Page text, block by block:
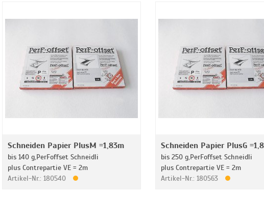
Schneiden Papier PlusM =1,83m
bis 140 g,PerFoffset Schneidli
plus Contrepartie VE = 2m
Artikel-Nr.: 180540
Schneiden Papier PlusG
bis 250 g,PerFoffset Schneidli
plus Contrepartie VE = 2m
Artikel-Nr.: 180563